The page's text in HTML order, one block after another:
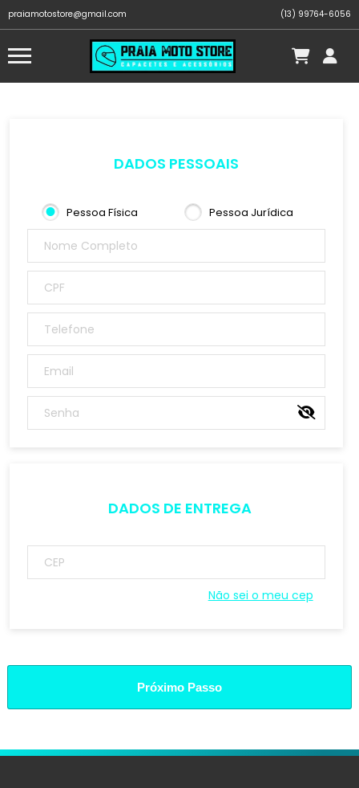
praiamotostore@gmail.com (13) 99764-6056
DADOS PESSOAIS
Pessoa Física Pessoa Jurídica
DADOS DE ENTREGA
Não sei o meu cep